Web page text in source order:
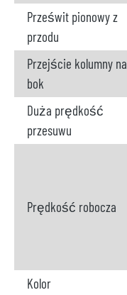
Prześwit pionowy z
przodu
Przejście kolumny na
bok
Duża prędkość
przesuwu
Prędkość robocza
Kolor